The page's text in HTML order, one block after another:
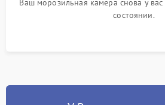
Ваш морозильная камера снова у
состоянии.